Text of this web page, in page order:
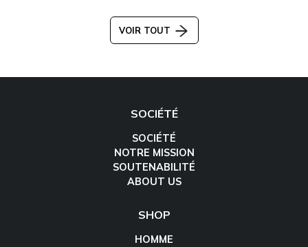
VOIR TOUT
SOCIÉTÉ
SOCIÉTÉ
NOTRE MISSION
SOUTENABILITÉ
ABOUT US
SHOP
HOMME